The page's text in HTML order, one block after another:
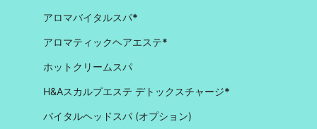
アロマバイタルスパ*
アロマティックヘアエステ*
ホットクリームスパ
H&Aスカルプエステ デトックスチャージ*
バイタルヘッドスパ (オプション)